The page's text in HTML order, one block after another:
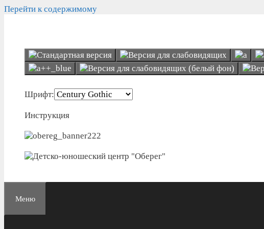
Перейти к содержимому
Шрифт:
Инструкция
Меню